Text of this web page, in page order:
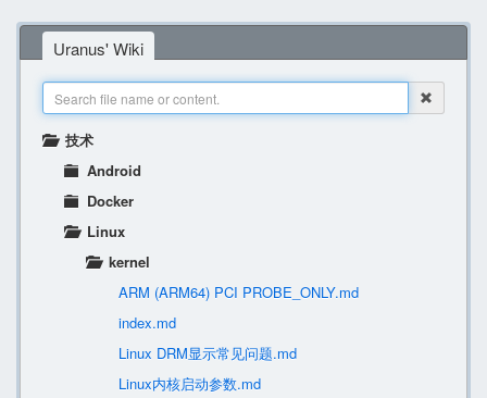
Uranus' Wiki
技术
Android
Docker
Linux
kernel
ARM (ARM64) PCI PROBE_ONLY.md
index.md
Linux DRM显示常见问题.md
Linux内核启动参数.md